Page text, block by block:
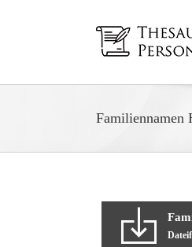
Familiennamen